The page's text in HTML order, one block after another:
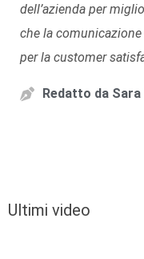
dell’azienda per
che la
per la customer
Redatto da Sara
Ultimi video